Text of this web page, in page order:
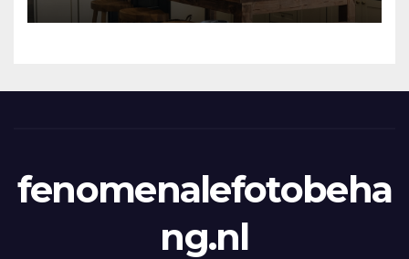
fenomenalefotobeha
ng.nl